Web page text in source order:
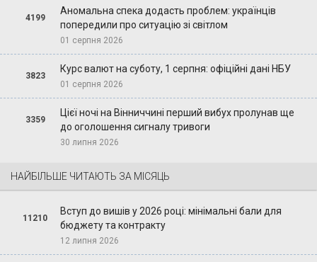
4199
Аномальна спека додасть проблем: українців
попередили про ситуацію зі світлом
01 серпня 2026
3823
Курс валют на суботу, 1 серпня: офіційні дані НБУ
01 серпня 2026
3359
Цієї ночі на Вінниччині перший вибух пролунав ще
до оголошення сигналу тривоги
30 липня 2026
НАЙБІЛЬШЕ ЧИТАЮТЬ ЗА МІСЯЦЬ
11210
Вступ до вишів у 2026 році: мінімальні бали для
бюджету та контракту
12 липня 2026